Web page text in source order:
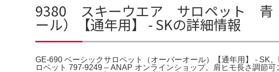
9380 スキーウエア サロペット 青
ール）【通年用】 - SKの詳細情報
GE-690 ベーシックサロペット（オーバーオール）【通年用】 - SK
ロペット 797-9249 – ANAP オンラインショップ。肩ヒモ長さ調節